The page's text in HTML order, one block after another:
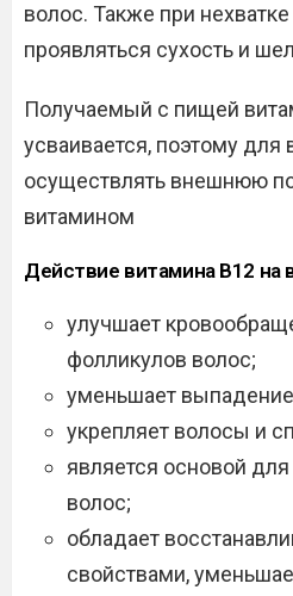
волос. Также при
проявляться сухость и
Получаемый с пищей
усваивается, поэтому
осуществлять внешнюю
витамином
Действие витамина В12 на
улучшает
фолликулов волос;
уменьшает
укрепляет волосы и
является основой
волос;
обладает
свойствами,